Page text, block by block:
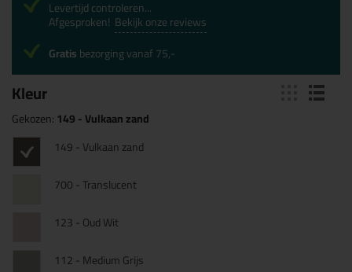
Kleur
Gekozen:149 - Vulkaan zand
149 - Vulkaan zand
700 - Translucent
123 - Oud Wit
112 - Medium Grijs
Levertijd controleren...
Afgesproken! Bekijk onze reviews
Gratisbezorging vanaf 75,-